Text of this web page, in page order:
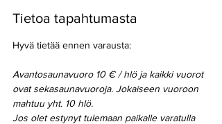
Tietoa tapahtumasta
Hyvä tietää ennen varausta:
Avantosaunavuoro 10 € / hlö ja kaikki vuorot
ovat sekasaunavuoroja. Jokaiseen vuoroon
mahtuu yht. 10 hlö.
Jos olet estynyt tulemaan paikalle varatulla